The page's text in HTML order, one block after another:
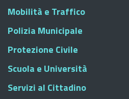
Mobilità e Traffico
Polizia Municipale
Protezione Civile
Scuola e Università
Servizi al Cittadino